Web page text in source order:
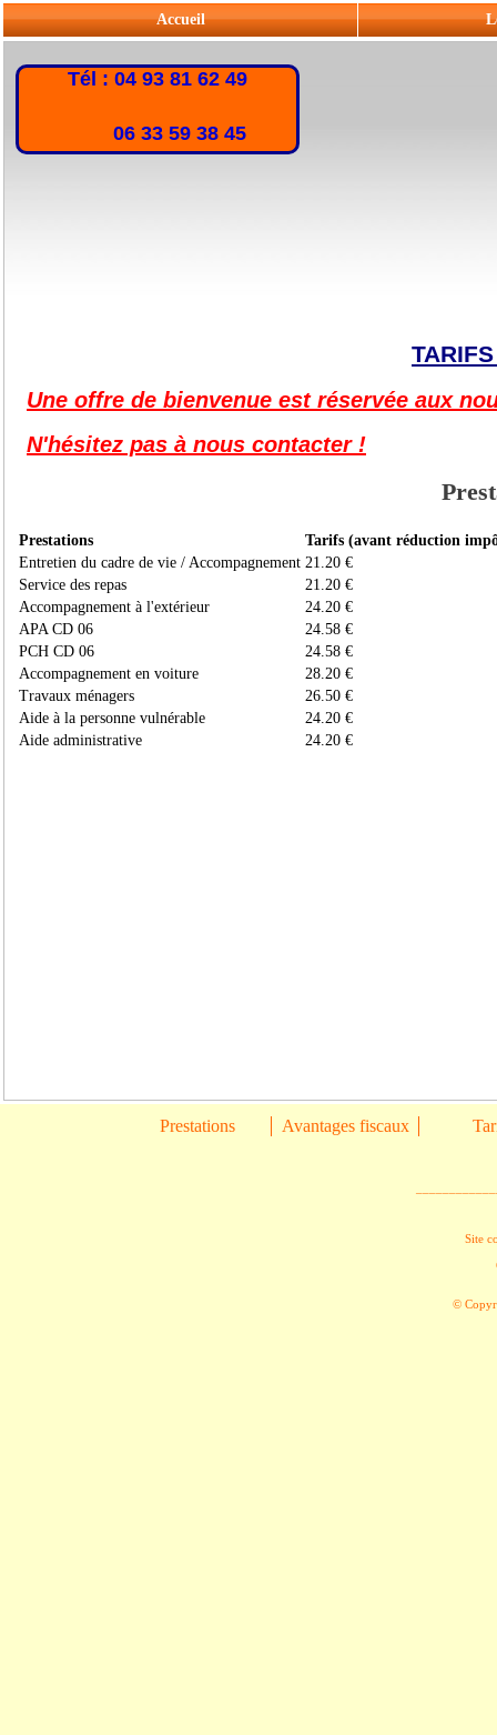
Accueil
Tél : 04 93 81 62 49
06 33 59 38 45
Une offre de bienvenue est réservée aux
N'hésitez pas à nous contacter !
Prestations
Tarifs (avant réduction
Entretien du cadre de vie / Accompagnement 21.20 €
Service des repas
21.20 €
Accompagnement à l'extérieur
24.20 €
APA CD 06
24.58 €
PCH CD 06
24.58 €
Accompagnement en voiture
28.20 €
Travaux ménagers
26.50 €
Aide à la personne vulnérable
24.20 €
Aide administrative
24.20 €
Prestations Avantages fiscaux
Site
©